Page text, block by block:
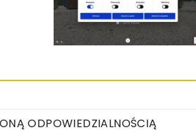
ODPOWIEDZIALNOŚCIĄ